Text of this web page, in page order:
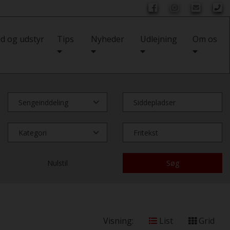
og udstyr Tips Nyheder Udlejning Om os
Nulstil Søg
Visning: List Grid